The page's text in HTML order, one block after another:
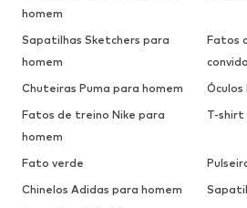
homem
Sapatilhas Sketchers para
homem
Fatos
Chuteiras Puma para homem
Óculos
Fatos de treino Nike para
homem
T-shirt
Fato verde
Chinelos Adidas para homem